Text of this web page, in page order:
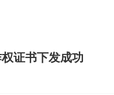
证书下发成功